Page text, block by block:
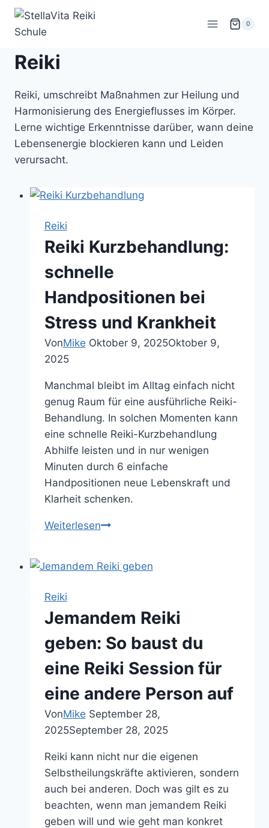
Zum
springen
0
Reiki
Reiki, umschreibt Maßnahmen zur Heilung und
Harmonisierung des Energieflusses im Körper.
Lerne wichtige Erkenntnisse darüber, wann deine
Lebensenergie blockieren kann und Leiden
verursacht.
Reiki
Reiki Kurzbehandlung:
schnelle
Handpositionen bei
Stress und Krankheit
VonMike Oktober 9, 2025Oktober 9,
2025
Manchmal bleibt im Alltag einfach nicht
genug Raum für eine ausführliche Reiki-
Behandlung. In solchen Momenten kann
eine schnelle Reiki-Kurzbehandlung
Abhilfe leisten und in nur wenigen
Minuten durch 6 einfache
Handpositionen neue Lebenskraft und
Klarheit schenken.
WeiterlesenReiki
Handpositionen
und
Krankheit
Reiki
Jemandem Reiki
geben: So baust du
eine Reiki Session für
eine andere Person auf
VonMike September 28,
2025September 28, 2025
Reiki kann nicht nur die eigenen
Selbstheilungskräfte aktivieren, sondern
auch bei anderen. Doch was gilt es zu
beachten, wenn man jemandem Reiki
geben will und wie geht man konkret